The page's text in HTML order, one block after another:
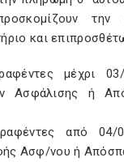
την
και
μέχρι
Ασφάλισης ή
από 04/
Ασφ/νου ή